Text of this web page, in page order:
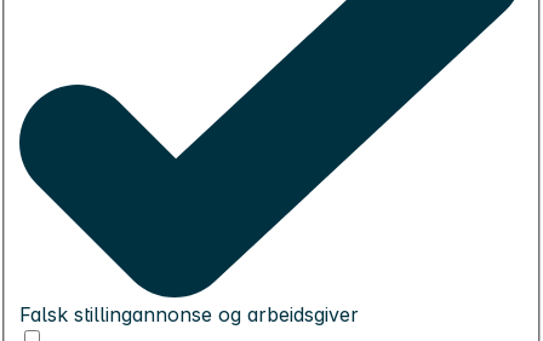
Falsk stillingannonse og arbeidsgiver